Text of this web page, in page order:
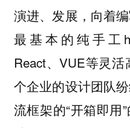
演进、发展，向着
最基本的纯手工
React、VUE等灵
个企业的设计团队
流框架的“开箱即用